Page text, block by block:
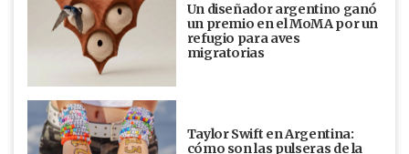
Un diseñador argentino ganó
un premio en el MoMA por un
refugio para aves
migratorias
Taylor Swift en Argentina:
cómo son las pulseras de la